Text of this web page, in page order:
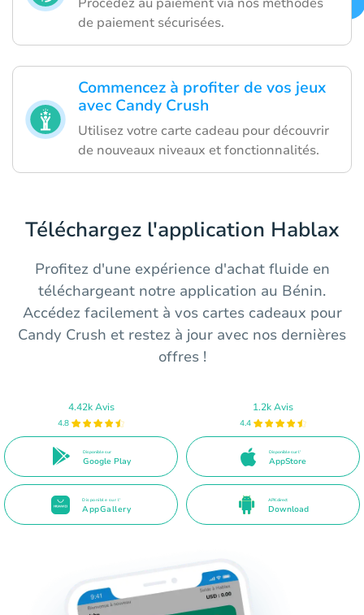
de paiement sécurisées.
Commencez à profiter de vos jeux
avec Candy Crush
Utilisez votre carte cadeau pour découvrir
de nouveaux niveaux et fonctionnalités.
Téléchargez l'application Hablax
Profitez d'une expérience d'achat fluide en
téléchargeant notre application au Bénin.
Accédez facilement à vos cartes cadeaux pour
Candy Crush et restez à jour avec nos dernières
offres !
4.42k Avis
4.8
Disponible sur
Google Play
1.2k Avis
4.4
Disponible sur l'
AppStore
Disponible sur l'
AppGallery
APK direct
Download